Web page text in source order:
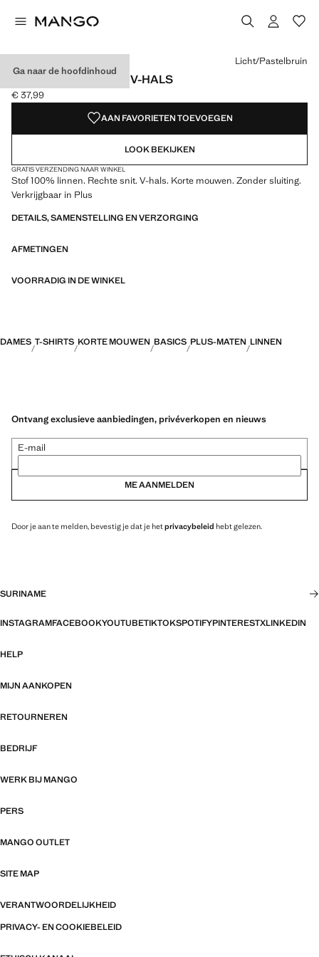
Ga naar de hoofdinhoud
LINNEN T-SHIRT MET V-HALS
Huidige prijs [€ 37,99 ]
€ 37,99
Kies een kleur
Licht/Pastelbruin
AAN FAVORIETEN TOEVOEGEN
LOOK BEKIJKEN
GRATIS VERZENDING NAAR WINKEL
Stof 100% linnen. Rechte snit. V-hals. Korte mouwen. Zonder sluiting.
Verkrijgbaar in Plus
DETAILS, SAMENSTELLING EN VERZORGING
AFMETINGEN
VOORRADIG IN DE WINKEL
DAMES T-SHIRTS KORTE MOUWEN BASICS PLUS-MATEN LINNEN
Ontvang exclusieve aanbiedingen, privéverkopen en nieuws
E-mail
ME AANMELDEN
Door je aan te melden, bevestig je dat je hetprivacybeleid hebt gelezen.
SURINAME
INSTAGRAMFACEBOOKYOUTUBETIKTOKSPOTIFYPINTERESTXLINKEDIN
HELP
MIJN AANKOPEN
RETOURNEREN
BEDRIJF
WERK BIJ MANGO
PERS
MANGO OUTLET
SITE MAP
VERANTWOORDELIJKHEID
PRIVACY- EN COOKIEBELEID